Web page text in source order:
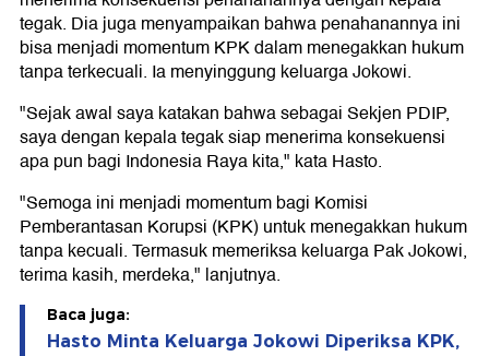
tegak. Dia juga menyampaikan bahwa penahanannya ini
bisa menjadi momentum KPK dalam menegakkan hukum
tanpa terkecuali. Ia menyinggung keluarga Jokowi.
"Sejak awal saya katakan bahwa sebagai Sekjen PDIP,
saya dengan kepala tegak siap menerima konsekuensi
apa pun bagi Indonesia Raya kita," kata Hasto.
"Semoga ini menjadi momentum bagi Komisi
Pemberantasan Korupsi (KPK) untuk menegakkan hukum
tanpa kecuali. Termasuk memeriksa keluarga Pak Jokowi,
terima kasih, merdeka," lanjutnya.
Baca juga:
Hasto Minta Keluarga Jokowi Diperiksa KPK,